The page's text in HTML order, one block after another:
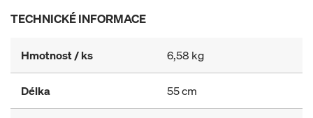
TECHNICKÉ INFORMACE
Hmotnost / ks 6,58 kg
Délka 55 cm